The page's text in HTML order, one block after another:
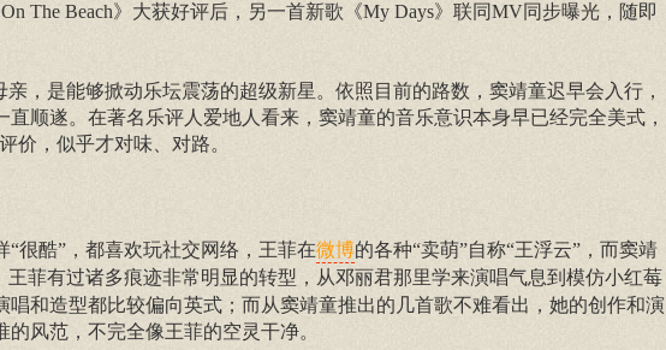
The Beach》大获好评后，另一首新歌《My Days》联同MV同步曝光，随即
，是能够掀动乐坛震荡的超级新星。依照目前的路数，窦靖童迟早会入行，
顺遂。在著名乐评人爱地人看来，窦靖童的音乐意识本身早已经完全美式，
价，似乎才对味、对路。
很酷”，都喜欢玩社交网络，王菲在微博的各种“卖萌”自称“王浮云”，而窦靖
王菲有过诸多痕迹非常明显的转型，从邓丽君那里学来演唱气息到模仿小红莓
唱和造型都比较偏向英式；而从窦靖童推出的几首歌不难看出，她的创作和演
风范，不完全像王菲的空灵干净。